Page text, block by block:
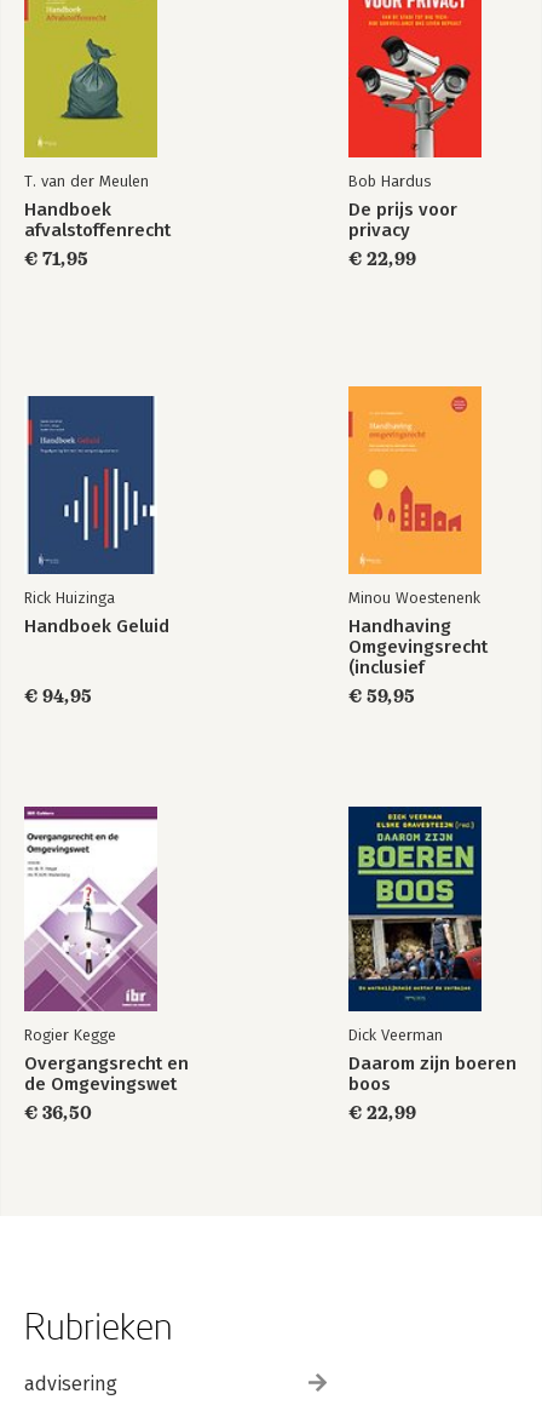
T. van der Meulen
Handboek
afvalstoffenrecht
€ 71,95
Bob Hardus
De prijs voor
privacy
€ 22,99
Rick Huizinga
Handboek Geluid
€ 94,95
Minou Woestenenk
Handhaving
Omgevingsrecht
(inclusief
Omgevingswet)
€ 59,95
Rogier Kegge
Overgangsrecht en
de Omgevingswet
€ 36,50
Dick Veerman
Daarom zijn boeren
boos
€ 22,99
Rubrieken
advisering